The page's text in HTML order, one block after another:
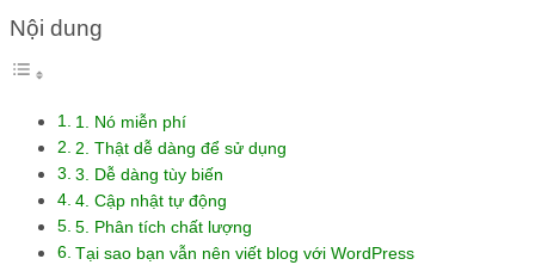
Nội dung
1. Nó miễn phí
2. Thật dễ dàng để sử dụng
3. Dễ dàng tùy biến
4. Cập nhật tự động
5. Phân tích chất lượng
Tại sao bạn vẫn nên viết blog với WordPress